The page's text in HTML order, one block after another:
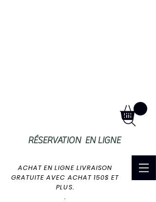
RÉSERVATION EN LIGNE
ACHAT EN LIGNE LIVRAISON
GRATUITE AVEC ACHAT 150$ ET
PLUS.
.